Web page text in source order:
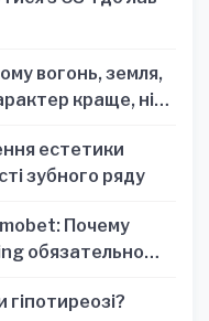
вогонь, земля,
краще, ніж
естетики
зубного ряду
Почему
обязательно